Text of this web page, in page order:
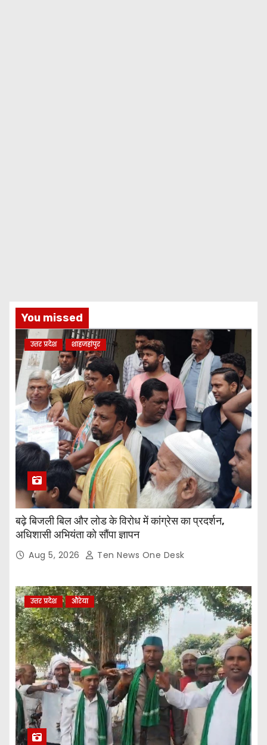
You missed
उत्तर प्रदेश शाहजहांपुर
बढ़े बिजली बिल और लोड के विरोध में कांग्रेस का प्रदर्शन,
अधिशासी अभियंता को सौंपा ज्ञापन
Aug 5, 2026 Ten News One Desk
उत्तर प्रदेश औरेया